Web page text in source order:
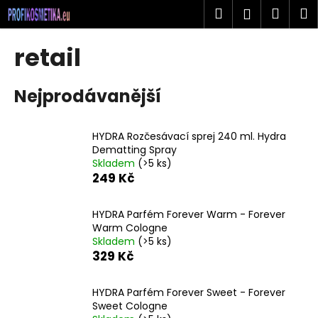
Přejít
na
obsah
Hledat
retail
Nejprodávanější
HYDRA Rozčesávací sprej 240 ml. Hydra
Dematting Spray
Skladem (>5 ks)
249 Kč
HYDRA Parfém Forever Warm - Forever
Warm Cologne
Skladem (>5 ks)
329 Kč
HYDRA Parfém Forever Sweet - Forever
Sweet Cologne
K
o
o